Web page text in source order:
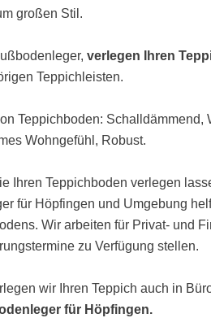
großen Stil.
verlegen Ihren
Teppichleisten.
Teppichboden:
Wohngefühl, Robust.
Ihren Teppichboden verlegen
für Höpfingen und Umgebung
Wir arbeiten für Privat- und
zu Verfügung stellen.
wir Ihren Teppich auch in
für Höpfingen.